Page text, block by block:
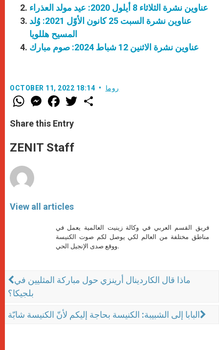
عناوين نشرة الثلاثاء 8 أيلول 2020: عيد مولد العذراء
عناوين نشرة السبت 25 كانون الأوّل 2021: وُلد
المسيح هللويا
عناوين نشرة الاثنين 12 شباط 2024: صوم مبارك
OCTOBER 11, 2022 18:14 روما
W
h
t
s
p
p
M
e
s
e
g
e
F
a
e
b
o
k
w
Share this Entry
ZENIT Staff
View all articles
فريق القسم العربي في وكالة زينيت العالمية يعمل في
مناطق مختلفة من العالم لكي يوصل لكم صوت الكنيسة
ووقع صدى الإنجيل الحي.
ماذا قال الكاردينال أرينزي حول مباركة المثليين في
بلجيكا؟
البابا إلى الشبيبة: الكنيسة بحاجة إليكم لأنّ الكنيسة شابّة